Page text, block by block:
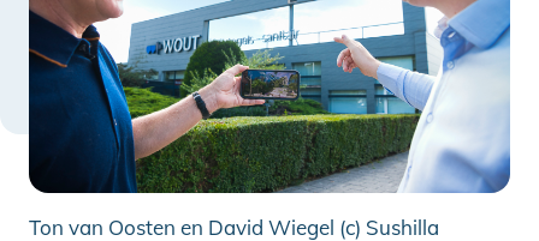
Ton van Oosten en David Wiegel (c) Sushilla